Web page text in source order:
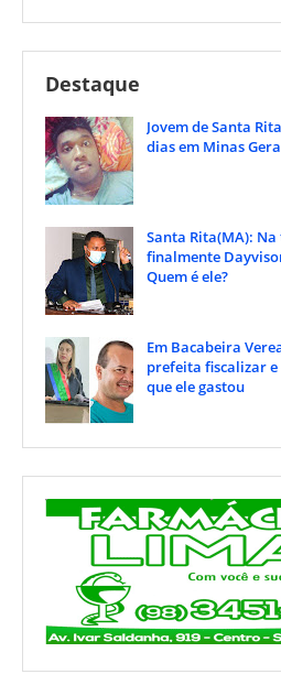
Destaque
Jovem de Santa
dias em Minas
Santa Rita(MA):
finalmente
Quem é ele?
Em Bacabeira
prefeita fiscalizar
que ele gastou